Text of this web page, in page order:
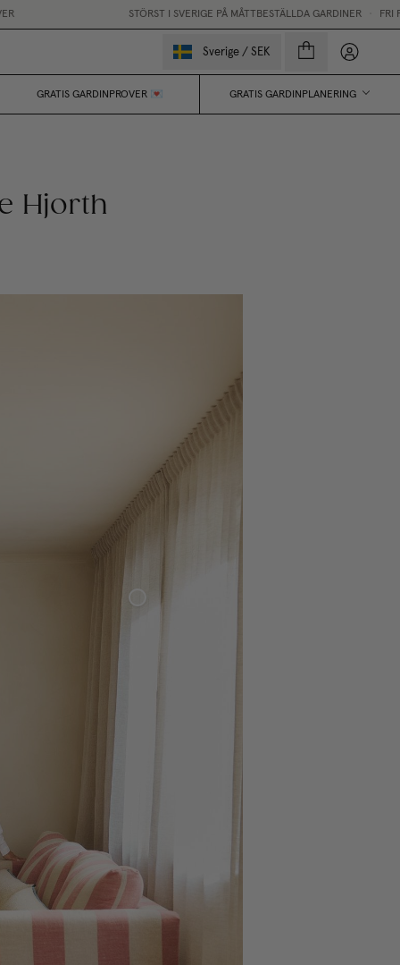
STÖRST I SVERIGE PÅ MÅTTBESTÄLLDA GARDINER FRI
Sverige / SEK Mina
GRATIS GARDINPROVER 💌 GRATIS GARDINPLANERING
Hjorth